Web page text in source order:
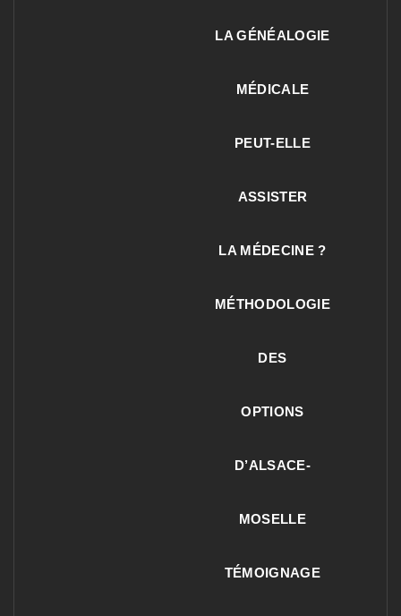
LA GÉNÉALOGIE
MÉDICALE
PEUT-ELLE
ASSISTER
LA MÉDECINE ?
MÉTHODOLOGIE
DES
OPTIONS
D’ALSACE-
MOSELLE
TÉMOIGNAGE